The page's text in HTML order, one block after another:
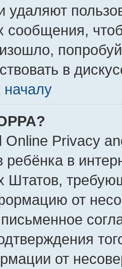
удаляют
сообщения,
в
началу
Online Privacy
ребёнка в
от
от